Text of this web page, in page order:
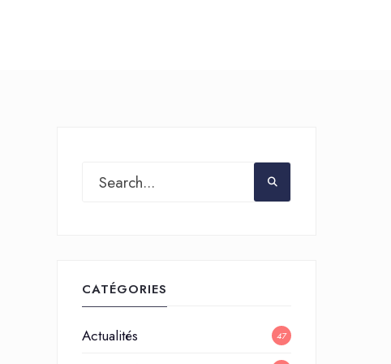
CATÉGORIES
Actualités 47